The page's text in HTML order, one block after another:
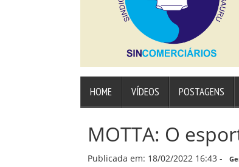
HOME VÍDEOS POSTAGENS
MOTTA: O
Publicada em: 18/02/2022 16:43 -